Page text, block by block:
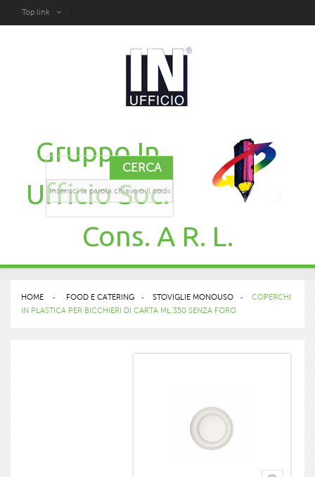
Top link
Gruppo In
Ufficio Soc.
Cons. A R. L.
CERCA
HOME > FOOD E CATERING > STOVIGLIE MONOUSO >
COPERCHI
IN PLASTICA PER BICCHIERI DI CARTA ML.350 SENZA FORO